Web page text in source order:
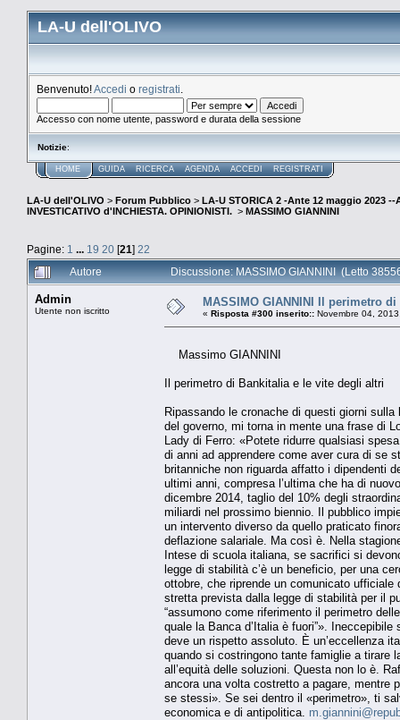
LA-U dell'OLIVO
Benvenuto!Accedi o registrati
Accesso con nome utente, password e durata della sessione
Notizie:
HOME GUIDA RICERCA AGENDA ACCEDI REGISTRATI
LA-U dell'OLIVO > Forum Pubblico > LA-U STORICA 2 -Ante 12 maggio 2023 --
INVESTICATIVO d'INCHIESTA. OPINIONISTI. > MASSIMO GIANNINI
Pagine: 1 ... 19 20 [21] 22
Autore
Discussione: MASSIMO GIANNINI (Letto
Admin
Utente non iscritto
MASSIMO GIANNINI Il perimetro
« Risposta #300 inserito:: Novembre 04,
Massimo GIANNINI
Il perimetro di Bankitalia e le vite degli altri
Ripassando le cronache di questi giorni
del governo, mi torna in mente una frase di
Lady di Ferro: «Potete ridurre qualsiasi
di anni ad apprendere come aver cura di se
britanniche non riguarda affatto i dipendenti
ultimi anni, compresa l’ultima che ha di
dicembre 2014, taglio del 10% degli
miliardi nel prossimo biennio. Il pubblico
un intervento diverso da quello praticato
deflazione salariale. Ma così è. Nella
Intese di scuola italiana, se sacrifici si
legge di stabilità c’è un beneficio, per una
ottobre, che riprende un comunicato
stretta prevista dalla legge di stabilità per il
“assumono come riferimento il perimetro
quale la Banca d’Italia è fuori”».
deve un rispetto assoluto. È un’eccellenza
quando si costringono tante famiglie a tirare
all’equità delle soluzioni. Questa non lo è.
ancora una volta costretto a pagare, mentre
se stessi». Se sei dentro il «perimetro», ti
economica e di antipolitica.